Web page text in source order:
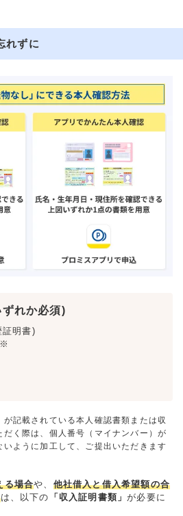
れずに
れか必須)
証明書)
記載されている本人確認書類または収
だく際は、個人番号（マイナンバー）が
ように加工して、ご提出いただきます
る場合や、 他社借入と借入希望額の合
は、以下の 「収入証明書類」が必要に